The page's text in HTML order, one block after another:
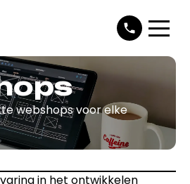
webshops voor elke
in het ontwikkelen